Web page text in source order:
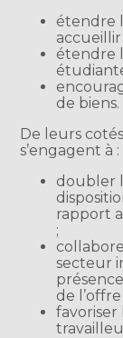
étendre
étendre
de biens.
De leurs
s’engagent à :
doubler
rapport
;
secteur
de
favoriser